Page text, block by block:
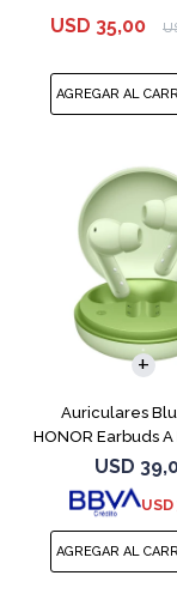
USD 35,00
Auriculares
HONOR Earbuds
USD
USD